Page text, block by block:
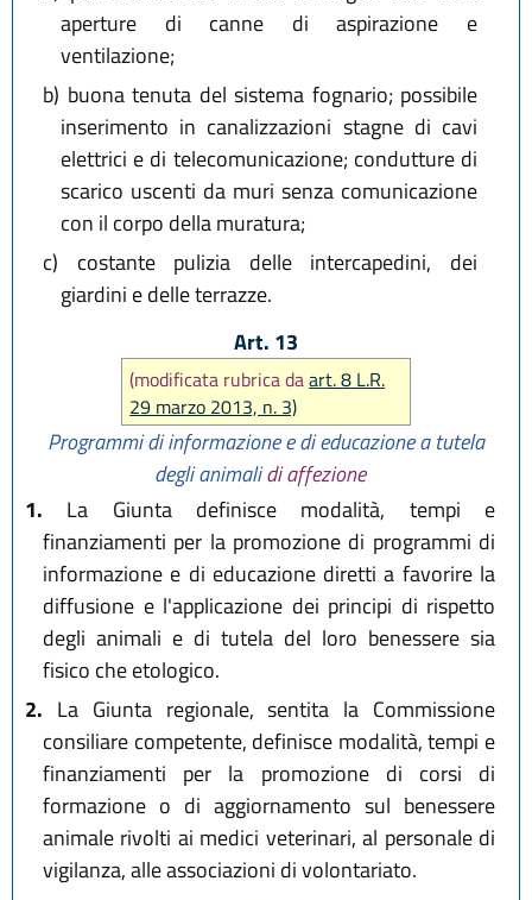
aperture di canne di aspirazione e
ventilazione;
b) buona tenuta del sistema fognario; possibile
inserimento in canalizzazioni stagne di cavi
elettrici e di telecomunicazione; condutture di
scarico uscenti da muri senza comunicazione
con il corpo della muratura;
c) costante pulizia delle intercapedini, dei
giardini e delle terrazze.
Art. 13
(modificata rubrica daart. 8 L.R.
29 marzo 2013, n. 3)
Programmi di informazione e di educazione a tutela
degli animalidi affezione
1. La Giunta definisce modalità, tempi e
finanziamenti per la promozione di programmi di
informazione e di educazione diretti a favorire la
diffusione e l'applicazione dei principi di rispetto
degli animali e di tutela del loro benessere sia
fisico che etologico.
2. La Giunta regionale, sentita la Commissione
consiliare competente, definisce modalità, tempi e
finanziamenti per la promozione di corsi di
formazione o di aggiornamento sul benessere
animale rivolti ai medici veterinari, al personale di
vigilanza, alle associazioni di volontariato.